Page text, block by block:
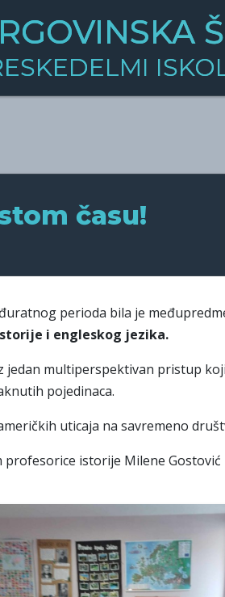
času!
perioda bila je
i engleskog jezika.
multiperspektivan pristup
pojedinaca.
uticaja na savremeno
istorije Milene